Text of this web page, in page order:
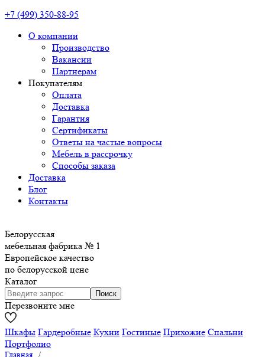
+7 (499) 350-88-95
О компании
Производство
Вакансии
Партнерам
Покупателям
Оплата
Доставка
Гарантия
Сертификаты
Ответы на частые вопросы
Мебель в рассрочку
Способы заказа
Доставка
Блог
Контакты
Белорусская
мебельная фабрика № 1
Европейское качество
по белорусской цене
Каталог
Перезвоните мне
Шкафы Гардеробные Кухни Гостиные Прихожие Спальни
Портфолио
Главная /